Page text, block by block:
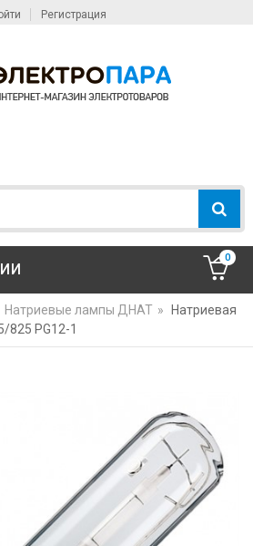
Регистрация
0
Натриевые лампы ДНАТ »
Натриевая
825 PG12-1